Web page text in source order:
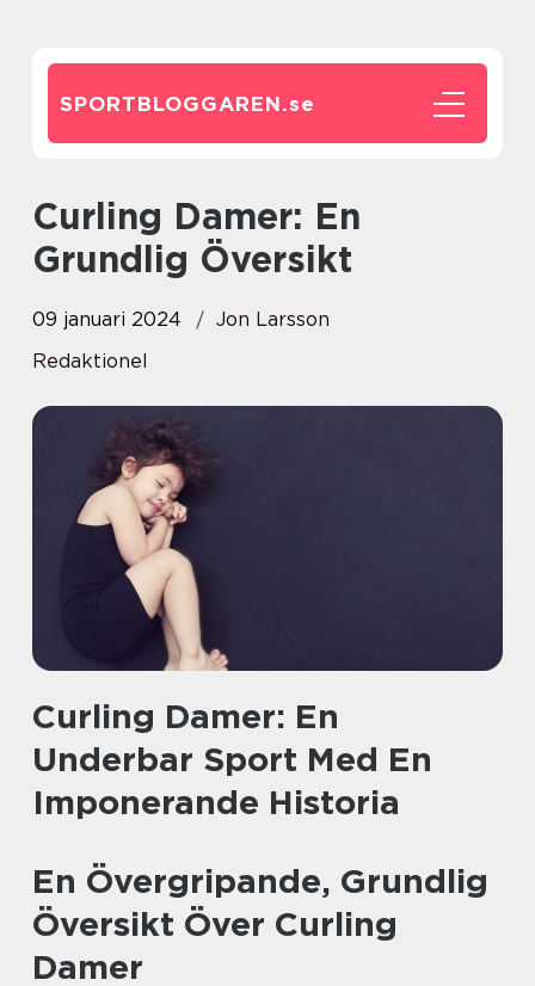
SPORTBLOGGAREN.se
Curling Damer: En
Grundlig Översikt
09 januari 2024
Jon Larsson
Redaktionel
Curling Damer: En
Underbar Sport Med En
Imponerande Historia
En Övergripande, Grundlig
Översikt Över Curling
Damer